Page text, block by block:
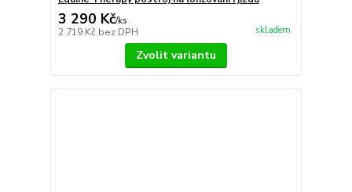
3 290 Kč/ks
2 719 Kč bez DPH skladem
Zvolit variantu